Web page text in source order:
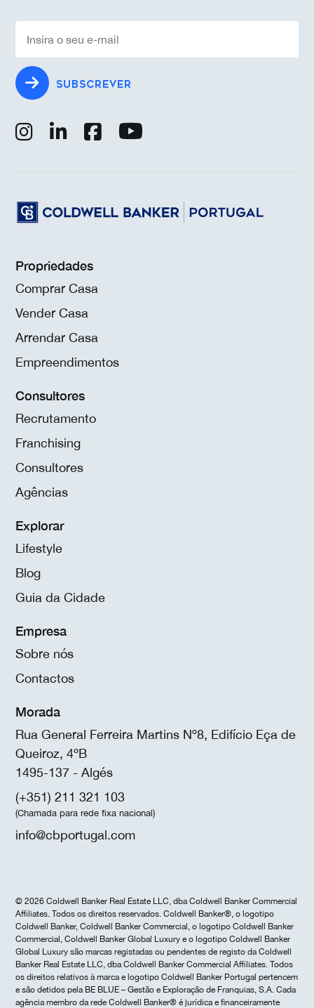
SUBSCREVER
Propriedades
Comprar Casa
Vender Casa
Arrendar Casa
Empreendimentos
Consultores
Recrutamento
Franchising
Consultores
Agências
Explorar
Lifestyle
Blog
Guia da Cidade
Empresa
Sobre nós
Contactos
Morada
Rua General Ferreira Martins Nº8, Edifício Eça de
Queiroz, 4ºB
1495-137 - Algés
(+351) 211 321 103
(Chamada para rede fixa nacional)
info@cbportugal.com
© 2026 Coldwell Banker Real Estate LLC, dba Coldwell Banker Commercial
Affiliates. Todos os direitos reservados. Coldwell Banker®, o logotipo
Coldwell Banker, Coldwell Banker Commercial, o logotipo Coldwell Banker
Commercial, Coldwell Banker Global Luxury e o logotipo Coldwell Banker
Global Luxury são marcas registadas ou pendentes de registo da Coldwell
Banker Real Estate LLC, dba Coldwell Banker Commercial Affiliates. Todos
os direitos relativos à marca e logotipo Coldwell Banker Portugal pertencem
e são detidos pela BE BLUE – Gestão e Exploração de Franquias, S.A. Cada
agência membro da rede Coldwell Banker® é jurídica e financeiramente